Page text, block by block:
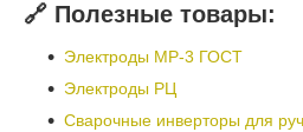
🔗 Полезные товары:
Электроды МР-3 ГОСТ
Электроды РЦ
Сварочные инверторы для